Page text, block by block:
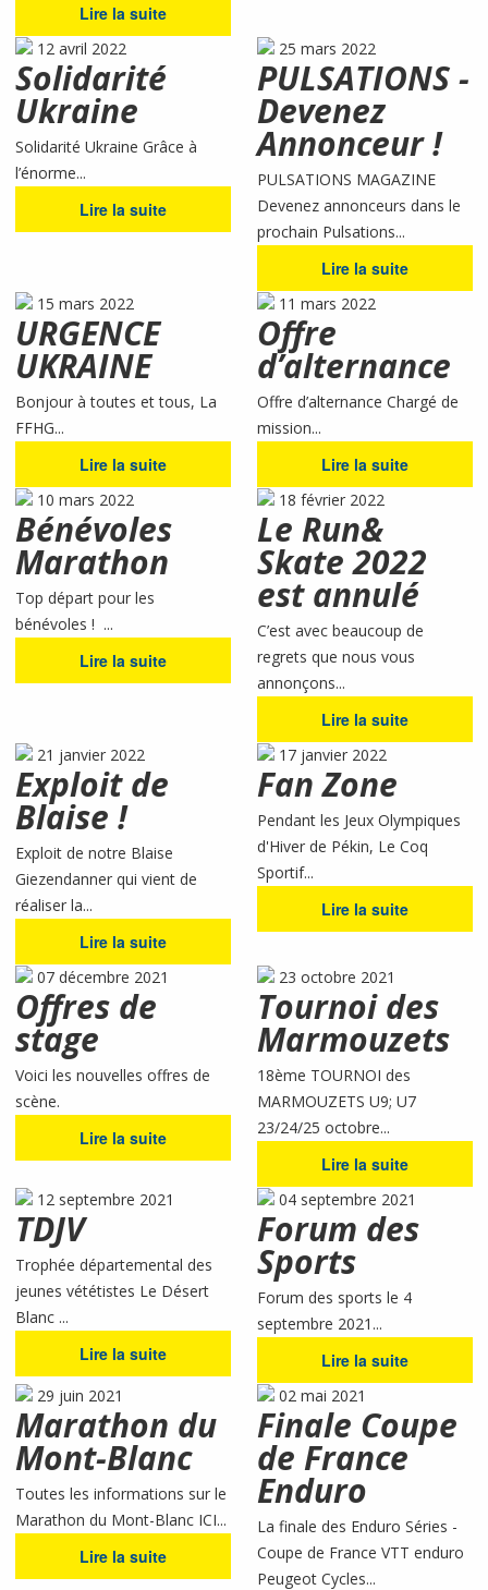
Lire la suite
12 avril 2022
Solidarité
Ukraine
Solidarité Ukraine Grâce à
l’énorme...
Lire la suite
25 mars 2022
PULSATIONS -
Devenez
Annonceur !
PULSATIONS MAGAZINE
Devenez annonceurs dans le
prochain Pulsations...
Lire la suite
15 mars 2022
URGENCE
UKRAINE
Bonjour à toutes et tous, La
FFHG...
Lire la suite
11 mars 2022
Offre
d’alternance
Offre d’alternance Chargé de
mission...
Lire la suite
10 mars 2022
Bénévoles
Marathon
Top départ pour les
bénévoles ! ...
Lire la suite
18 février 2022
Le Run&
Skate 2022
est annulé
C’est avec beaucoup de
regrets que nous vous
annonçons...
Lire la suite
21 janvier 2022
Exploit de
Blaise !
Exploit de notre Blaise
Giezendanner qui vient de
réaliser la...
Lire la suite
17 janvier 2022
Fan Zone
Pendant les Jeux Olympiques
d'Hiver de Pékin, Le Coq
Sportif...
Lire la suite
07 décembre 2021
Offres de
stage
Voici les nouvelles offres de
scène.
Lire la suite
23 octobre 2021
Tournoi des
Marmouzets
18ème TOURNOI des
MARMOUZETS U9; U7
23/24/25 octobre...
Lire la suite
12 septembre 2021
TDJV
Trophée départemental des
jeunes vététistes Le Désert
Blanc ...
Lire la suite
04 septembre 2021
Forum des
Sports
Forum des sports le 4
septembre 2021...
Lire la suite
29 juin 2021
Marathon du
Mont-Blanc
Toutes les informations sur le
Marathon du Mont-Blanc ICI...
Lire la suite
02 mai 2021
Finale Coupe
de France
Enduro
La finale des Enduro Séries -
Coupe de France VTT enduro
Peugeot Cycles...